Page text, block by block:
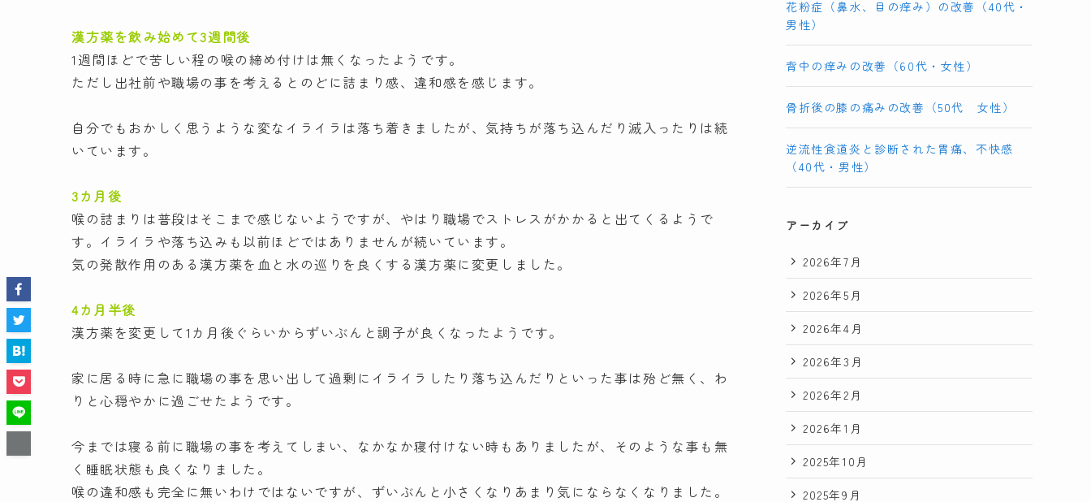
漢方薬を飲み始めて3週間後
1週間ほどで苦しい程の喉の締め付けは無くなったようです。
ただし出社前や職場の事を考えるとのどに詰まり感、違和感を感じます。
自分でもおかしく思うような変なイライラは落ち着きましたが、気持ちが落ち込んだり滅入ったりは続
いています。
3カ月後
喉の詰まりは普段はそこまで感じないようですが、やはり職場でストレスがかかると出てくるようで
す。イライラや落ち込みも以前ほどではありませんが続いています。
気の発散作用のある漢方薬を血と水の巡りを良くする漢方薬に変更しました。
4カ月半後
漢方薬を変更して1カ月後ぐらいからずいぶんと調子が良くなったようです。
家に居る時に急に職場の事を思い出して過剰にイライラしたり落ち込んだりといった事は殆ど無く、わ
りと心穏やかに過ごせたようです。
今までは寝る前に職場の事を考えてしまい、なかなか寝付けない時もありましたが、そのような事も無
く睡眠状態も良くなりました。
喉の違和感も完全に無いわけではないですが、ずいぶんと小さくなりあまり気にならなくなりました。
花粉症（鼻水、目の痒み）の改善（40代・
男性）
背中の痒みの改善（60代・女性）
骨折後の膝の痛みの改善（50代 女性）
逆流性食道炎と診断された胃痛、不快感
（40代・男性）
アーカイブ
2026年7月
2026年5月
2026年4月
2026年3月
2026年2月
2026年1月
2025年10月
2025年9月